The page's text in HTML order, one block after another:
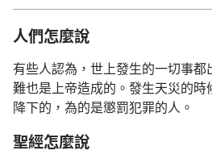
人們怎麼說
有些人認為，世上發生的一切事
難也是上帝造成的。 發生天災的時
降下的，為的是懲罰犯罪的人。
聖經怎麼說